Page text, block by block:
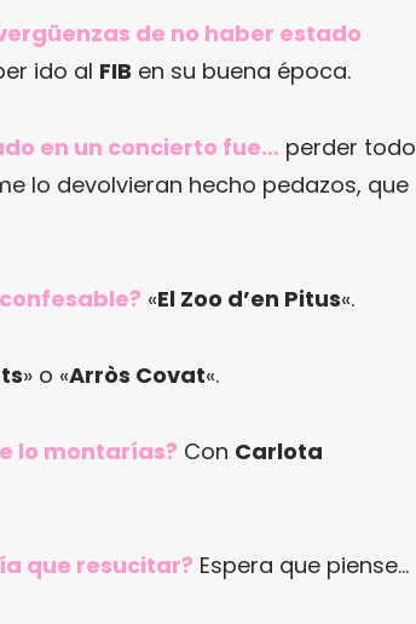
de no haber estado
ido al FIB en su buena época.
en un concierto fue… perder todo
lo devolvieran hecho pedazos, que
«El Zoo d’en Pitus«.
» o «Arròs Covat«.
lo montarías? Con Carlota
que resucitar? Espera que piense…